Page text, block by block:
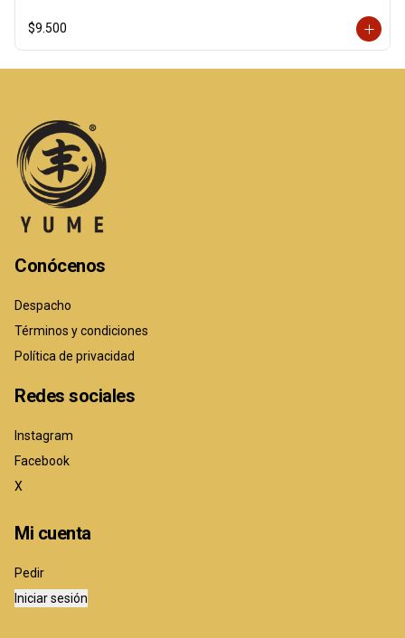
$9.500
Conócenos
Despacho
Términos y condiciones
Política de privacidad
Redes sociales
Instagram
Facebook
X
Mi cuenta
Pedir
Iniciar sesión